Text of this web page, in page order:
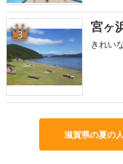
3 宮ヶ
きれい
滋賀県の夏の